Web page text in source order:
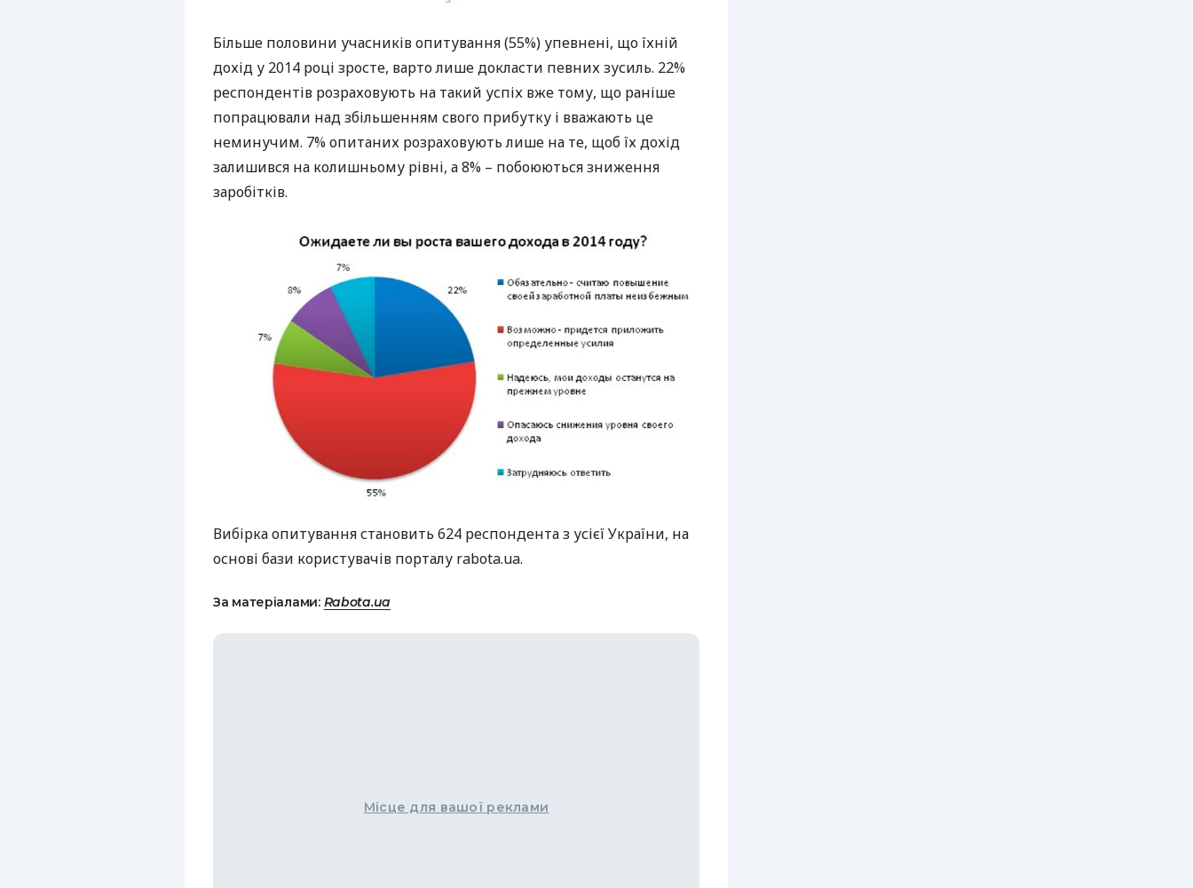
Більше половини учасників опитування (55%) упевнені, що їхній
дохід у 2014 році зросте, варто лише докласти певних зусиль. 22%
респондентів розраховують на такий успіх вже тому, що раніше
попрацювали над збільшенням свого прибутку і вважають це
неминучим. 7% опитаних розраховують лише на те, щоб їх дохід
залишився на колишньому рівні, а 8% – побоюються зниження
заробітків.
Вибірка опитування становить 624 респондента з усієї України, на
основі бази користувачів порталу rabota.ua.
За матеріалами: Rabota.ua
Місце для вашої реклами